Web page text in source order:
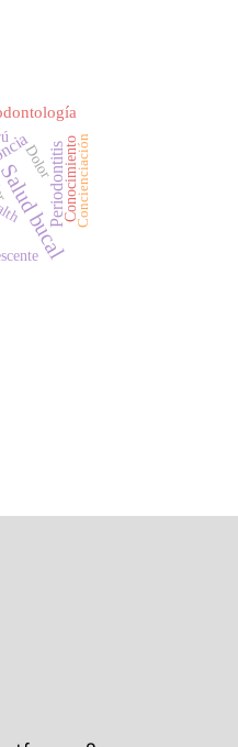
bucal
Periodontitis
DolorConocimientoConcienciación